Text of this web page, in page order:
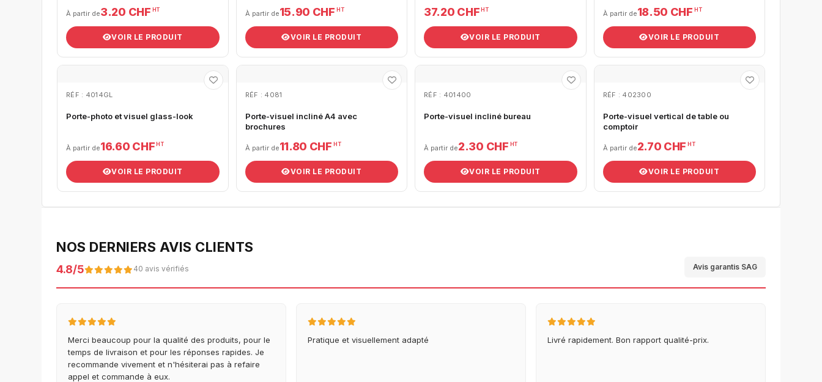
À partir de3.20 CHF HT
VOIR LE PRODUIT
À partir de15.90 CHF HT
VOIR LE PRODUIT
37.20 CHF HT
VOIR LE PRODUIT
À partir de18.50 CHF HT
VOIR LE PRODUIT
RÉF : 4014GL
Porte-photo et visuel glass-look
À partir de16.60 CHF HT
VOIR LE PRODUIT
RÉF : 4081
Porte-visuel incliné A4 avec
brochures
À partir de11.80 CHF HT
VOIR LE PRODUIT
RÉF : 401400
Porte-visuel incliné bureau
À partir de2.30 CHF HT
VOIR LE PRODUIT
RÉF : 402300
Porte-visuel vertical de table ou
comptoir
À partir de2.70 CHF HT
VOIR LE PRODUIT
NOS DERNIERS AVIS CLIENTS
4.8/5 40 avis vérifiés Avis garantis SAG
Merci beaucoup pour la qualité des produits, pour le
temps de livraison et pour les réponses rapides. Je
recommande vivement et n'hésiterai pas à refaire
appel et commande à eux.
Pratique et visuellement adapté Livré rapidement. Bon rapport qualité-prix.